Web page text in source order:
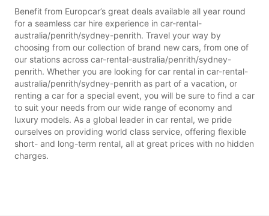
Benefit from Europcar’s great deals available all year round
for a seamless car hire experience in car-rental-
australia/penrith/sydney-penrith. Travel your way by
choosing from our collection of brand new cars, from one of
our stations across car-rental-australia/penrith/sydney-
penrith. Whether you are looking for car rental in car-rental-
australia/penrith/sydney-penrith as part of a vacation, or
renting a car for a special event, you will be sure to find a car
to suit your needs from our wide range of economy and
luxury models. As a global leader in car rental, we pride
ourselves on providing world class service, offering flexible
short- and long-term rental, all at great prices with no hidden
charges.